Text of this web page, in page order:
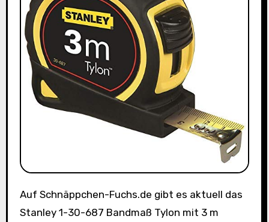
Auf Schnäppchen-Fuchs.de gibt es aktuell das
Stanley 1-30-687 Bandmaß Tylon mit 3 m